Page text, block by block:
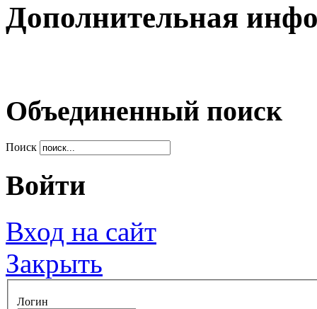
Дополнительная
Объединенный поиск
Поиск
Войти
Вход на сайт
Закрыть
Логин